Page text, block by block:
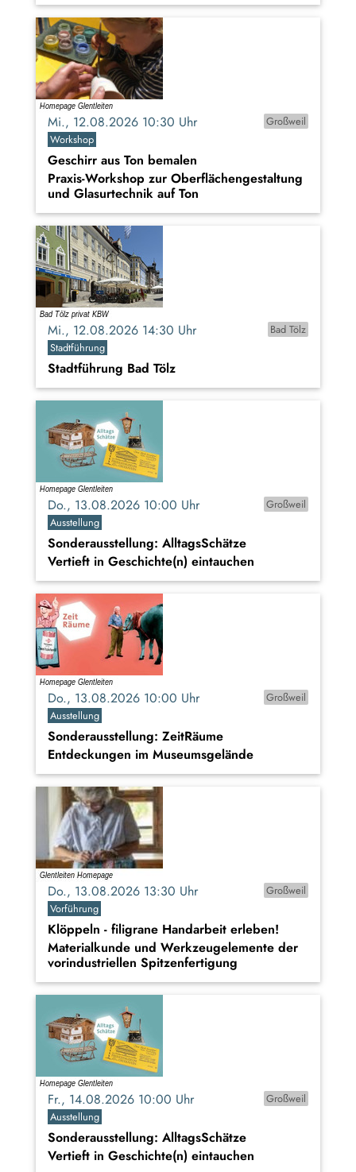
Mi., 12.08.2026 10:30 Uhr
Großweil
Workshop
Geschirr aus Ton bemalen
Praxis-Workshop zur Oberflächengestaltung
und Glasurtechnik auf Ton
Mi., 12.08.2026 14:30 Uhr
Bad Tölz
Stadtführung
Stadtführung Bad Tölz
Do., 13.08.2026 10:00 Uhr
Großweil
Ausstellung
Sonderausstellung: AlltagsSchätze
Vertieft in Geschichte(n) eintauchen
Do., 13.08.2026 10:00 Uhr
Großweil
Ausstellung
Sonderausstellung: ZeitRäume
Entdeckungen im Museumsgelände
Do., 13.08.2026 13:30 Uhr
Großweil
Vorführung
Klöppeln - filigrane Handarbeit erleben!
Materialkunde und Werkzeugelemente der
vorindustriellen Spitzenfertigung
Fr., 14.08.2026 10:00 Uhr
Großweil
Ausstellung
Sonderausstellung: AlltagsSchätze
Vertieft in Geschichte(n) eintauchen